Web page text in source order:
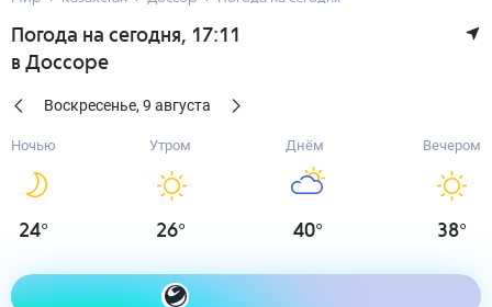
Погода на сегодня, 17:11
в Доссоре
Воскресенье, 9 августа
Ночью
24°
Утром
26°
Днём
40°
Вечером
38°
Как одеться сегодня